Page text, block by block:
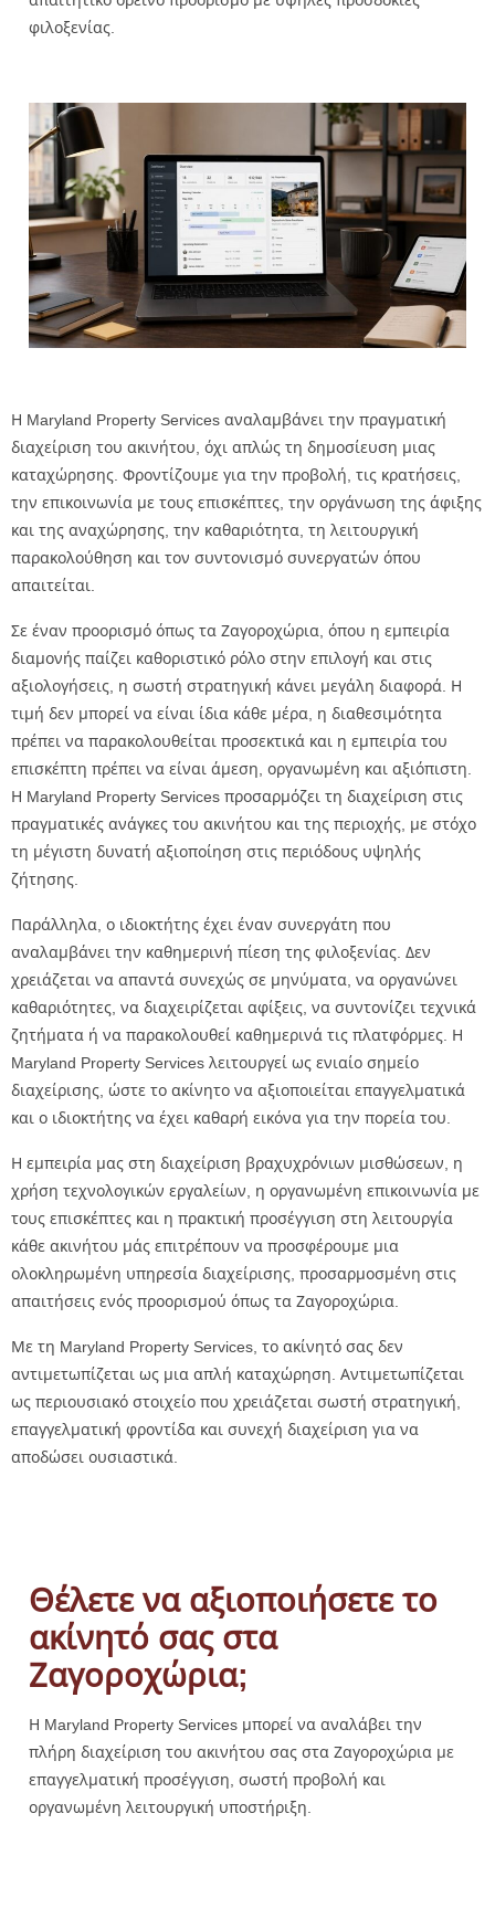
φιλοξενίας.
Η Maryland Property Services αναλαμβάνει την πραγματική
διαχείριση του ακινήτου, όχι απλώς τη δημοσίευση μιας
καταχώρησης. Φροντίζουμε για την προβολή, τις κρατήσεις,
την επικοινωνία με τους επισκέπτες, την οργάνωση της άφιξης
και της αναχώρησης, την καθαριότητα, τη λειτουργική
παρακολούθηση και τον συντονισμό συνεργατών όπου
απαιτείται.
Σε έναν προορισμό όπως τα Ζαγοροχώρια, όπου η εμπειρία
διαμονής παίζει καθοριστικό ρόλο στην επιλογή και στις
αξιολογήσεις, η σωστή στρατηγική κάνει μεγάλη διαφορά. Η
τιμή δεν μπορεί να είναι ίδια κάθε μέρα, η διαθεσιμότητα
πρέπει να παρακολουθείται προσεκτικά και η εμπειρία του
επισκέπτη πρέπει να είναι άμεση, οργανωμένη και αξιόπιστη.
Η Maryland Property Services προσαρμόζει τη διαχείριση στις
πραγματικές ανάγκες του ακινήτου και της περιοχής, με στόχο
τη μέγιστη δυνατή αξιοποίηση στις περιόδους υψηλής
ζήτησης.
Παράλληλα, ο ιδιοκτήτης έχει έναν συνεργάτη που
αναλαμβάνει την καθημερινή πίεση της φιλοξενίας. Δεν
χρειάζεται να απαντά συνεχώς σε μηνύματα, να οργανώνει
καθαριότητες, να διαχειρίζεται αφίξεις, να συντονίζει τεχνικά
ζητήματα ή να παρακολουθεί καθημερινά τις πλατφόρμες. Η
Maryland Property Services λειτουργεί ως ενιαίο σημείο
διαχείρισης, ώστε το ακίνητο να αξιοποιείται επαγγελματικά
και ο ιδιοκτήτης να έχει καθαρή εικόνα για την πορεία του.
Η εμπειρία μας στη διαχείριση βραχυχρόνιων μισθώσεων, η
χρήση τεχνολογικών εργαλείων, η οργανωμένη επικοινωνία με
τους επισκέπτες και η πρακτική προσέγγιση στη λειτουργία
κάθε ακινήτου μάς επιτρέπουν να προσφέρουμε μια
ολοκληρωμένη υπηρεσία διαχείρισης, προσαρμοσμένη στις
απαιτήσεις ενός προορισμού όπως τα Ζαγοροχώρια.
Με τη Maryland Property Services, το ακίνητό σας δεν
αντιμετωπίζεται ως μια απλή καταχώρηση. Αντιμετωπίζεται
ως περιουσιακό στοιχείο που χρειάζεται σωστή στρατηγική,
επαγγελματική φροντίδα και συνεχή διαχείριση για να
αποδώσει ουσιαστικά.
Θέλετε να αξιοποιήσετε το
ακίνητό σας στα
Ζαγοροχώρια;
Η Maryland Property Services μπορεί να αναλάβει την
πλήρη διαχείριση του ακινήτου σας στα Ζαγοροχώρια με
επαγγελματική προσέγγιση, σωστή προβολή και
οργανωμένη λειτουργική υποστήριξη.